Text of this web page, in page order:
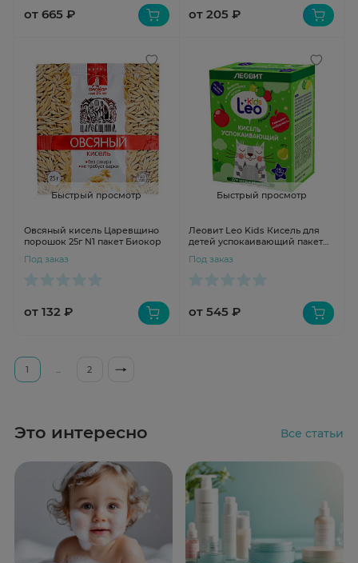
от 665 ₽ от 205 ₽
Быстрый просмотр
Овсяный кисель Царевщино
порошок 25г N1 пакет Биокор
Под заказ
от 132 ₽
Быстрый просмотр
Леовит Leo Kids Кисель для
детей успокаивающий пакет
Под заказ
от 545 ₽
1 ... 2
Это интересно Все статьи